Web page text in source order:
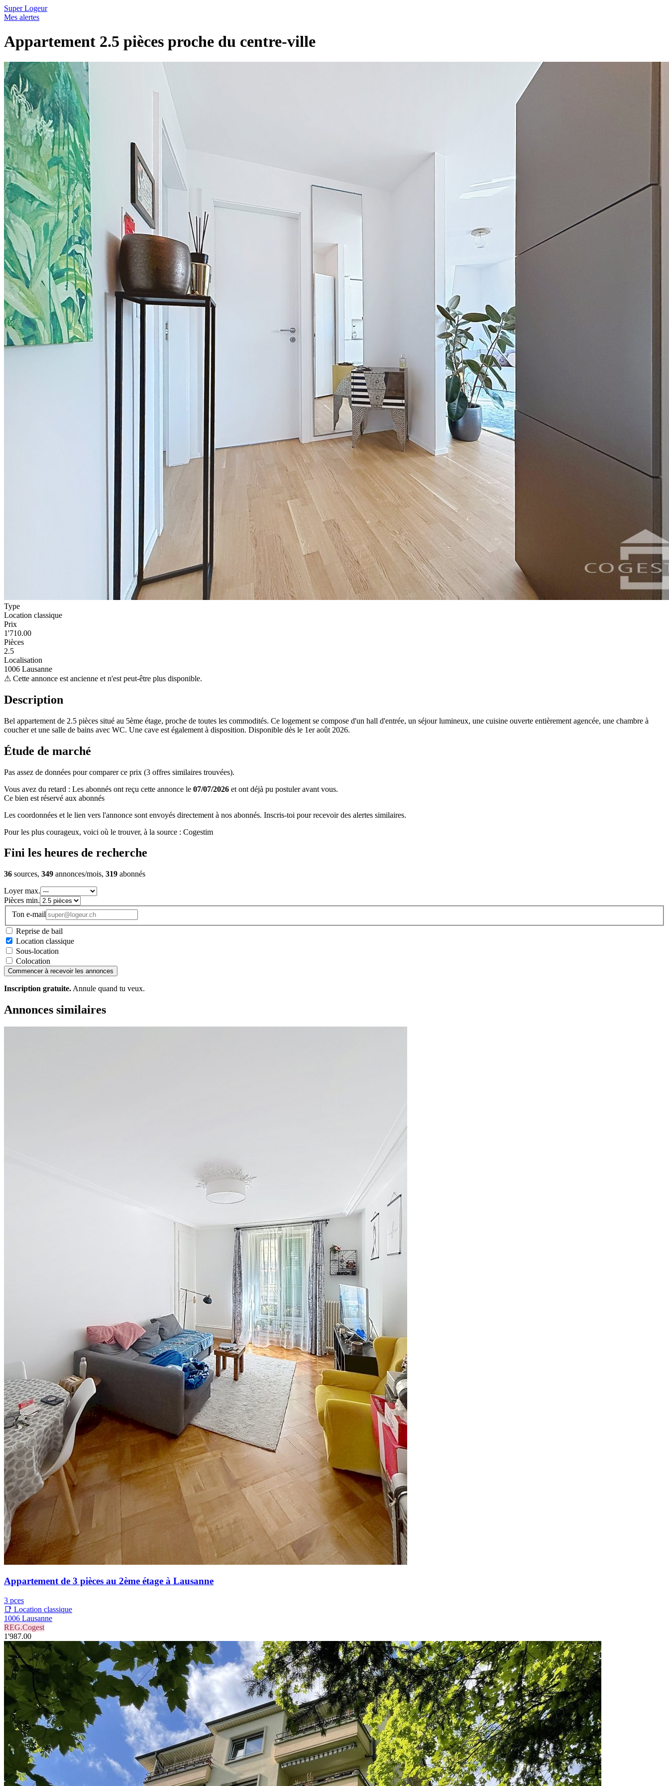
Super Logeur
Mes alertes
Appartement 2.5 pièces proche du centre-ville
Type
Location classique
Prix
1'710.00
Pièces
2.5
Localisation
1006 Lausanne
⚠ Cette annonce est ancienne et n'est peut-être plus disponible.
Description
Bel appartement de 2.5 pièces situé au 5ème étage, proche de toutes les commodités. Ce logement se compose d'un hall d'entrée, un séjour lumineux, une cuisine ouverte entièrement agencée, une chambre à
coucher et une salle de bains avec WC. Une cave est également à disposition. Disponible dès le 1er août 2026.
Étude de marché
Pas assez de données pour comparer ce prix (3 offres similaires trouvées).
Vous avez du retard : Les abonnés ont reçu cette annonce le 07/07/2026 et ont déjà pu postuler avant vous.
Ce bien est réservé aux abonnés
Les coordonnées et le lien vers l'annonce sont envoyés directement à nos abonnés. Inscris-toi pour recevoir des alertes similaires.
Pour les plus courageux, voici où le trouver, à la source : Cogestim
Fini les heures de recherche
36 sources, 349 annonces/mois, 319 abonnés
Loyer max.
Pièces min.
Ton e-mail
Reprise de bail
Location classique
Sous-location
Colocation
Commencer à recevoir les annonces
Inscription gratuite. Annule quand tu veux.
Annonces similaires
Appartement de 3 pièces au 2ème étage à Lausanne
3 pces
📑 Location classique
1006 Lausanne
REG.Cogest
1'987.00